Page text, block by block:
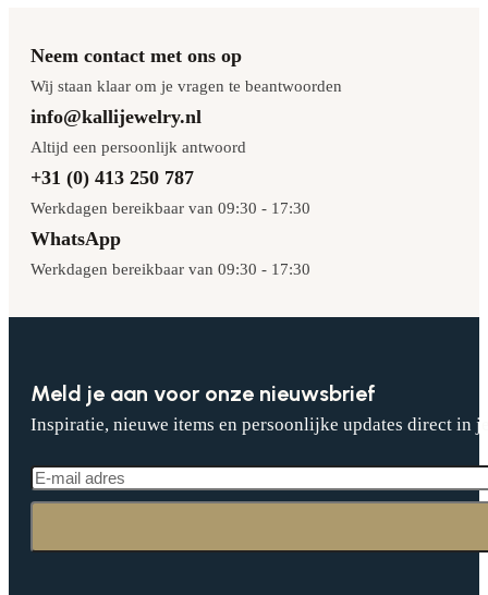
Neem contact met ons op
Wij staan klaar om je vragen te beantwoorden
info@kallijewelry.nl
Altijd een persoonlijk antwoord
+31 (0) 413 250 787
Werkdagen bereikbaar van 09:30 - 17:30
WhatsApp
Werkdagen bereikbaar van 09:30 - 17:30
Meld je aan voor onze nieuwsbrief
Inspiratie, nieuwe items en persoonlijke updates direct in